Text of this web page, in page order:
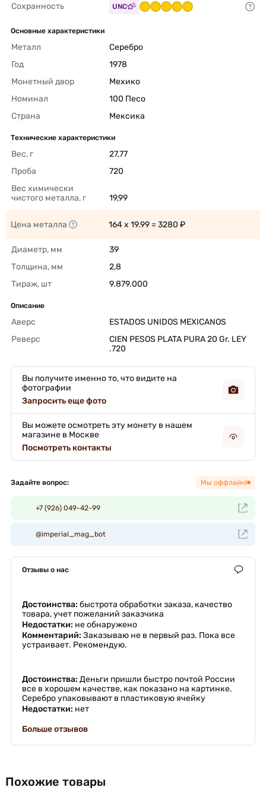
Сохранность UNC
Основные характеристики
Металл
Серебро
Год
1978
Монетный двор
Мехико
Номинал
100 Песо
Страна
Мексика
Технические характеристики
Вес, г
27,77
Проба
720
Вес химически
чистого металла, г
19,99
Цена металла 164 x 19.99 = 3280 ₽
Диаметр, мм
39
Толщина, мм
2,8
Тираж, шт
9.879.000
Описание
Аверс
ESTADOS UNIDOS MEXICANOS
Реверс
CIEN PESOS PLATA PURA 20 Gr. LEY
.720
Вы получите именно то, что видите на
фотографии
Запросить еще фото
Вы можете осмотреть эту монету в нашем
магазине в Москве
Посмотреть контакты
Задайте вопрос: Мы оффлайн!
+7 (926) 049-42-99
@imperial_mag_bot
Отзывы о нас
Достоинства: быстрота обработки заказа, качество
товара, учет пожеланий заказчика
Недостатки: не обнаружено
Комментарий: Заказываю не в первый раз. Пока все
устраивает. Рекомендую.
Достоинства: Деньги пришли быстро почтой России
все в хорошем качестве, как показано на картинке.
Серебро упаковывают в пластиковую ячейку
Недостатки: нет
Больше отзывов
Похожие товары